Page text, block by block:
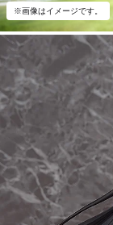
※画像はイメージです。